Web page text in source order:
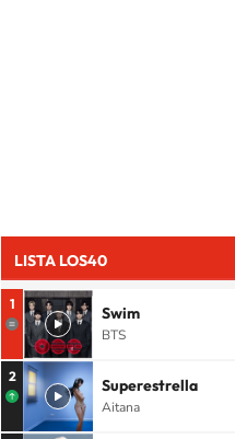
LISTA LOS40
1 Swim
BTS
2 Superestrella
Aitana